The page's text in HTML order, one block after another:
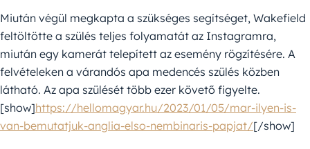
Miután végül megkapta a szükséges segítséget, Wakefield
feltöltötte a szülés teljes folyamatát az Instagramra,
miután egy kamerát telepített az esemény rögzítésére. A
felvételeken a várandós apa medencés szülés közben
látható. Az apa szülését több ezer követő figyelte.
[show]https://hellomagyar.hu/2023/01/05/mar-ilyen-is-
van-bemutatjuk-anglia-elso-nembinaris-papjat/[/show]